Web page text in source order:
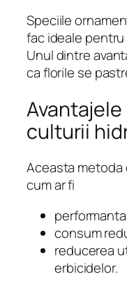
Speciile
fac ideale
Unul dintre
ca florile se
culturii
Aceasta metoda
cum ar fi
consum
reducerea
erbicidelor.